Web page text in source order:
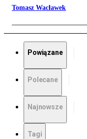
Tomasz Wacławek
Powiązane
Polecane
Najnowsze
Tagi